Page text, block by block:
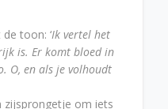
toon: ‘Ik vertel het
is. Er komt bloed in
O, en als je volhoudt
zijsprongetje om iets